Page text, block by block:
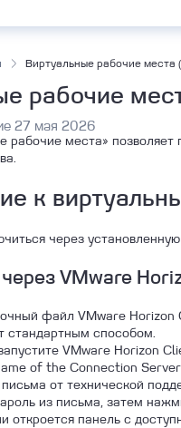
Виртуальные рабочие места
рабочие
27 мая 2026
рабочие места»
к
через
VMware
файл VMware Horizon
стандартным способом.
VMware Horizon
of the Connection
письма от технической
из письма, затем
откроется панель с